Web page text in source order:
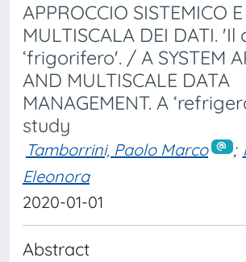
APPROCCIO SISTEMICO
MULTISCALA DEI DATI.
‘frigorifero'. / A SYSTEM
AND MULTISCALE DATA
MANAGEMENT. A
study
Tamborrini, Paolo Marco ;
Eleonora
2020-01-01
Abstract